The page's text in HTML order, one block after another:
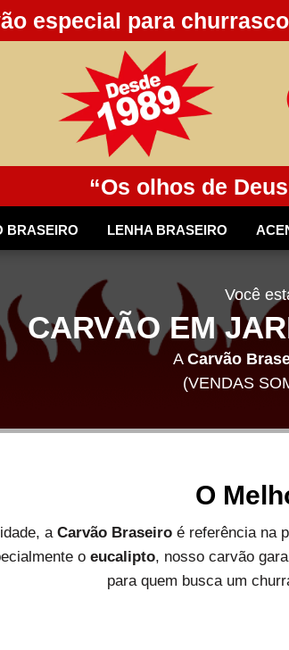
especial para
“Os olhos de
BRASEIRO LENHA BRASEIRO
Você
CARVÃO EM
A Carvão
(VENDAS
O
a Carvão Braseiro é referência na
o eucalipto, nosso carvão
para quem busca um